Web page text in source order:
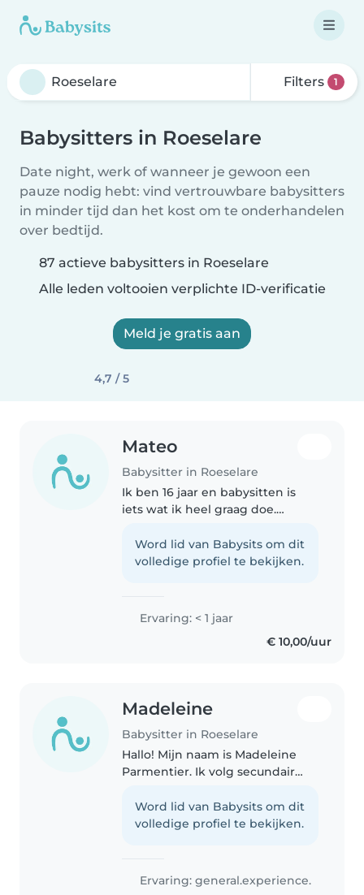
Filters 1
Babysitters in Roeselare
Date night, werk of wanneer je gewoon een
pauze nodig hebt: vind vertrouwbare babysitters
in minder tijd dan het kost om te onderhandelen
over bedtijd.
87 actieve babysitters in Roeselare
Alle leden voltooien verplichte ID-verificatie
Meld je gratis aan
4,7 / 5
Mateo
Babysitter in Roeselare
Ik ben 16 jaar en babysitten is
iets wat ik heel graag doe.
voor mijn jongere zus heb
gezorgd, ben ik gewend om met
Word lid van Babysits om dit
volledige profiel te bekijken.
Ervaring: < 1 jaar
€ 10,00/uur
Madeleine
Babysitter in Roeselare
Hallo! Mijn naam is Madeleine
Parmentier. Ik volg secundair
Roeselare. Zelf heb ik een
jongere broer in het lager en
Word lid van Babysits om dit
volledige profiel te bekijken.
Ervaring: general.experience.